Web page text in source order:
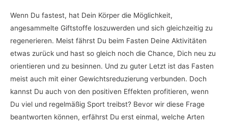
Wenn Du fastest, hat Dein Körper die Möglichkeit,
angesammelte Giftstoffe loszuwerden und sich gleichzeitig zu
regenerieren. Meist fährst Du beim Fasten Deine Aktivitäten
etwas zurück und hast so gleich noch die Chance, Dich neu zu
orientieren und zu besinnen. Und zu guter Letzt ist das Fasten
meist auch mit einer Gewichtsreduzierung verbunden. Doch
kannst Du auch von den positiven Effekten profitieren, wenn
Du viel und regelmäßig Sport treibst? Bevor wir diese Frage
beantworten können, erfährst Du erst einmal, welche Arten